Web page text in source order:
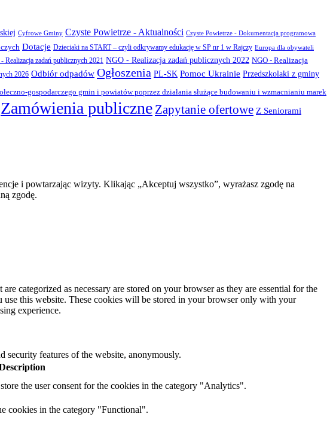
Cyfrowe Gminy Czyste Powietrze - Aktualności Czyste Powietrze - Dokumentacja programowa
Dotacje Dzieciaki na START – czyli odkrywamy edukację w SP nr 1 w Rajczy Europa dla obywateli
Realizacja zadań publicznych 2021 NGO - Realizacja zadań publicznych 2022 NGO - Realizacja
2026 Odbiór odpadów Ogłoszenia PL-SK Pomoc Ukrainie Przedszkolaki z gminy
gospodarczego gmin i powiatów poprzez działania służące budowaniu i wzmacnianiu marek
Zamówienia publiczne Zapytanie ofertowe Z Seniorami
i powtarzając wizyty. Klikając „Akceptuj wszystko”, wyrażasz zgodę na
zgodę.
categorized as necessary are stored on your browser as they are essential for the
this website. These cookies will be stored in your browser only with your
experience.
security features of the website, anonymously.
the user consent for the cookies in the category "Analytics".
cookies in the category "Functional".